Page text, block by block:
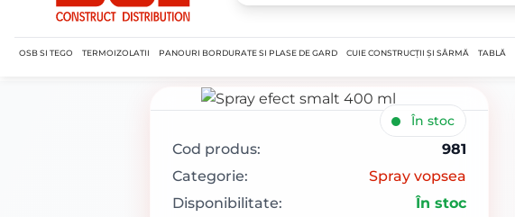
OSB SI TEGO TERMOIZOLATII PANOURI BORDURATE SI PLASE DE GARD CUIE CONSTRUCȚII ȘI SÂRMĂ TABLĂ
În stoc
Cod produs:
981
Categorie:
Spray vopsea
Disponibilitate:
În stoc